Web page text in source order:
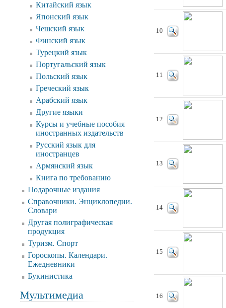
Китайский язык
Японский язык
Чешский язык
Финский язык
Турецкий язык
Португальский язык
Польский язык
Греческий язык
Арабский язык
Другие языки
Курсы и учебные пособия
иностранных издательств
Русский язык для
иностранцев
Армянский язык
Книга по требованию
Подарочные издания
Справочники. Энциклопедии.
Словари
Другая полиграфическая
продукция
Туризм. Спорт
Гороскопы. Календари.
Ежедневники
Букинистика
Мультимедиа
10
11
12
13
14
15
16